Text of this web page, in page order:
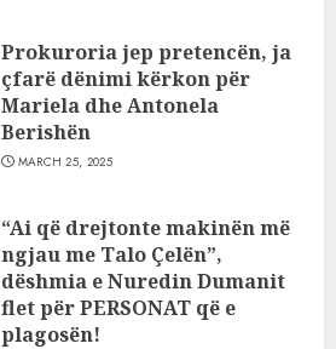
Prokuroria jep pretencën, ja
çfarë dënimi kërkon për
Mariela dhe Antonela
Berishën
MARCH 25, 2025
“Ai që drejtonte makinën më
ngjau me Talo Çelën”,
dëshmia e Nuredin Dumanit
flet për PERSONAT që e
plagosën!